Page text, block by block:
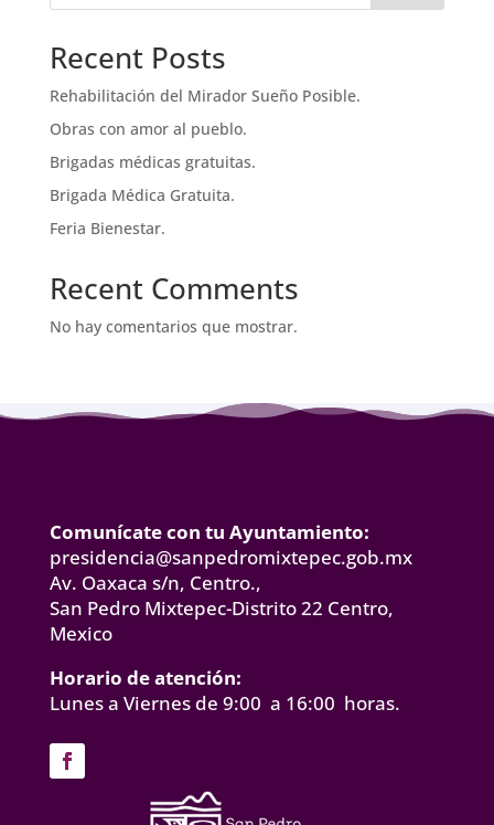
Recent Posts
Rehabilitación del Mirador Sueño Posible.
Obras con amor al pueblo.
Brigadas médicas gratuitas.
Brigada Médica Gratuita.
Feria Bienestar.
Recent Comments
No hay comentarios que mostrar.
Comunícate con tu Ayuntamiento:
presidencia@sanpedromixtepec.gob.mx
Av. Oaxaca s/n, Centro.,
San Pedro Mixtepec-Distrito 22 Centro,
Mexico
Horario de atención:
Lunes a Viernes de 9:00 a 16:00 horas.